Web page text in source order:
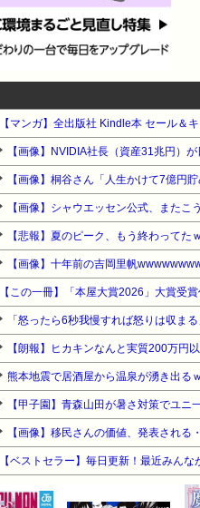
【マンガ】全出版社 Kindle本 セール＆
【画像】NVIDIA社長（資産31兆円）
【画像】桐谷さん「人生かけて7億円
【画像】シャウエッセン公式、またこ
【悲報】夏のピーク、もう終わってた
【画像】十年前の吉岡里帆
【この一冊】「本屋大賞2026」大賞受
「怒ったら6秒我慢すれば怒りは収ま
【朗報】ヒカキンなんと実質200万円
熊本地震で居酒屋から温泉が湧き出る
【甲子園】青森山田が暑さ対策でユ
【画像】移民さんの価値、発表される
【ベストセラー】毎日更新！最近みん